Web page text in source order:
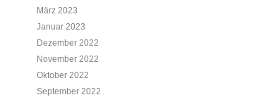
März 2023
Januar 2023
Dezember 2022
November 2022
Oktober 2022
September 2022